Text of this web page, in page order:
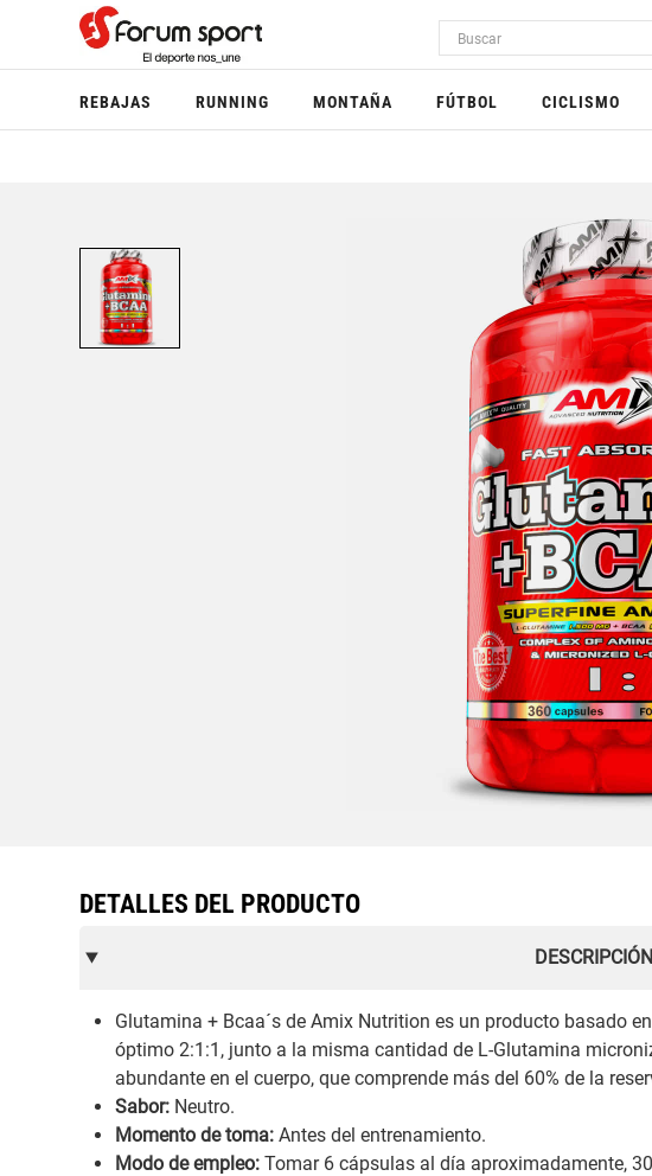
REBAJAS RUNNING MONTAÑA FÚTBOL CICLISMO
DETALLES DEL PRODUCTO
DESCRIPCIÓN
Glutamina + Bcaa´s de Amix Nutrition es un producto basado
óptimo 2:1:1, junto a la misma cantidad de L-Glutamina
abundante en el cuerpo, que comprende más del 60% de la
Sabor: Neutro.
Momento de toma: Antes del entrenamiento.
Modo de empleo: Tomar 6 cápsulas al día aproximadamente,